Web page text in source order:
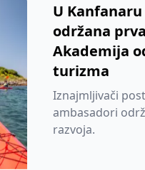
U Kanfanaru
održana prva
Akademija
turizma
Iznajmljivači
ambasadori
razvoja.